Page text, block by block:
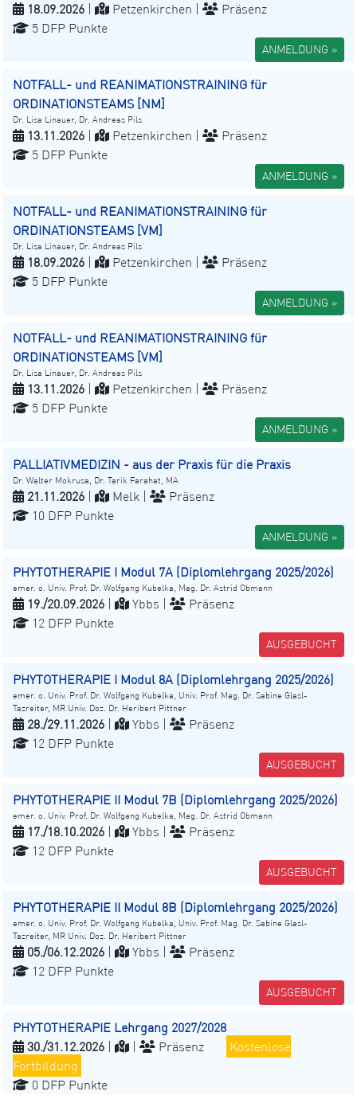
18.09.2026 Petzenkirchen |
Präsenz
5 DFP Punkte
ANMELDUNG »
NOTFALL- und REANIMATIONSTRAINING für
ORDINATIONSTEAMS [NM]
Dr. Lisa Linauer, Dr. Andreas Pils
13.11.2026 Petzenkirchen |
Präsenz
5 DFP Punkte
ANMELDUNG »
NOTFALL- und REANIMATIONSTRAINING für
ORDINATIONSTEAMS [VM]
Dr. Lisa Linauer, Dr. Andreas Pils
18.09.2026 Petzenkirchen |
Präsenz
5 DFP Punkte
ANMELDUNG »
NOTFALL- und REANIMATIONSTRAINING für
ORDINATIONSTEAMS [VM]
Dr. Lisa Linauer, Dr. Andreas Pils
13.11.2026 Petzenkirchen |
Präsenz
5 DFP Punkte
ANMELDUNG »
PALLIATIVMEDIZIN - aus der Praxis für die Praxis
Dr. Walter Mokrusa, Dr. Tarik Farahat, MA
21.11.2026 Melk |
Präsenz
10 DFP Punkte
ANMELDUNG »
PHYTOTHERAPIE I Modul 7A (Diplomlehrgang 2025/2026)
emer. o. Univ. Prof. Dr. Wolfgang Kubelka, Mag. Dr. Astrid Obmann
19./20.09.2026 Ybbs |
Präsenz
12 DFP Punkte
AUSGEBUCHT
PHYTOTHERAPIE I Modul 8A (Diplomlehrgang 2025/2026)
emer. o. Univ. Prof. Dr. Wolfgang Kubelka, Univ. Prof. Mag. Dr. Sabine Glasl-
Tazreiter, MR Univ. Doz. Dr. Heribert Pittner
28./29.11.2026 Ybbs |
Präsenz
12 DFP Punkte
AUSGEBUCHT
PHYTOTHERAPIE II Modul 7B (Diplomlehrgang 2025/2026)
emer. o. Univ. Prof. Dr. Wolfgang Kubelka, Mag. Dr. Astrid Obmann
17./18.10.2026 Ybbs |
Präsenz
12 DFP Punkte
AUSGEBUCHT
PHYTOTHERAPIE II Modul 8B (Diplomlehrgang 2025/2026)
emer. o. Univ. Prof. Dr. Wolfgang Kubelka, Univ. Prof. Mag. Dr. Sabine Glasl-
Tazreiter, MR Univ. Doz. Dr. Heribert Pittner
05./06.12.2026 Ybbs |
Präsenz
12 DFP Punkte
AUSGEBUCHT
PHYTOTHERAPIE Lehrgang 2027/2028
30./31.12.2026
Präsenz
Kostenlose
Fortbildung
0 DFP Punkte